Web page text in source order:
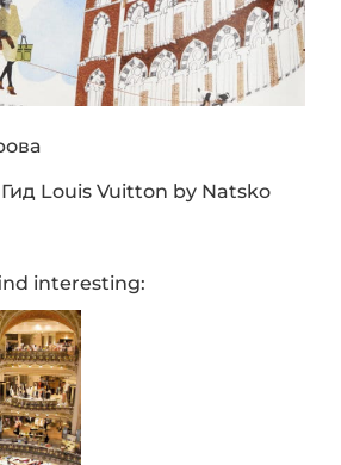
Louis Vuitton by Natsko
interesting: